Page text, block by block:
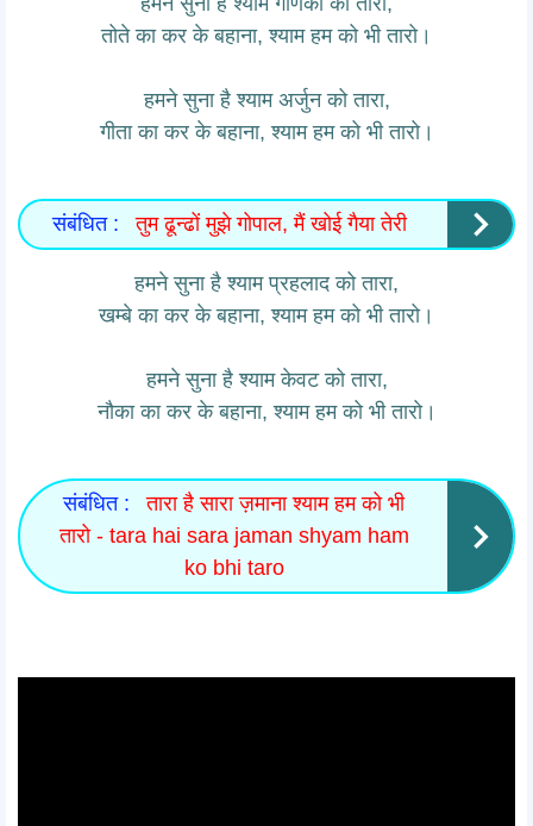
तोते का कर के बहाना, श्याम हम को भी तारो।
हमने सुना है श्याम अर्जुन को तारा,
गीता का कर के बहाना, श्याम हम को भी तारो।
संबंधित : तुम ढून्ढों मुझे गोपाल, मैं खोई गैया तेरी
हमने सुना है श्याम प्रहलाद को तारा,
खम्बे का कर के बहाना, श्याम हम को भी तारो।
हमने सुना है श्याम केवट को तारा,
नौका का कर के बहाना, श्याम हम को भी तारो।
संबंधित :
तारा है सारा ज़माना श्याम हम को भी
तारो - tara hai sara jaman shyam ham
ko bhi taro